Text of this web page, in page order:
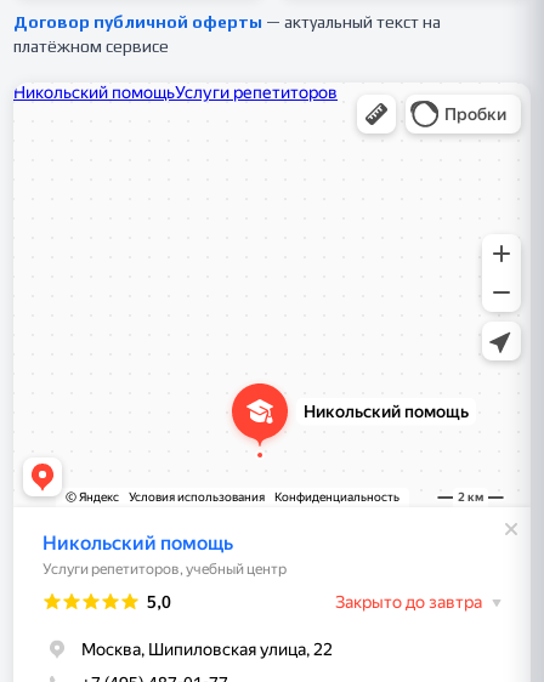
Договор публичной оферты — актуальный текст на
платёжном сервисе